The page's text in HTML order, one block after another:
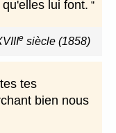
lui font.
e siècle (1858)
tes
bien nous